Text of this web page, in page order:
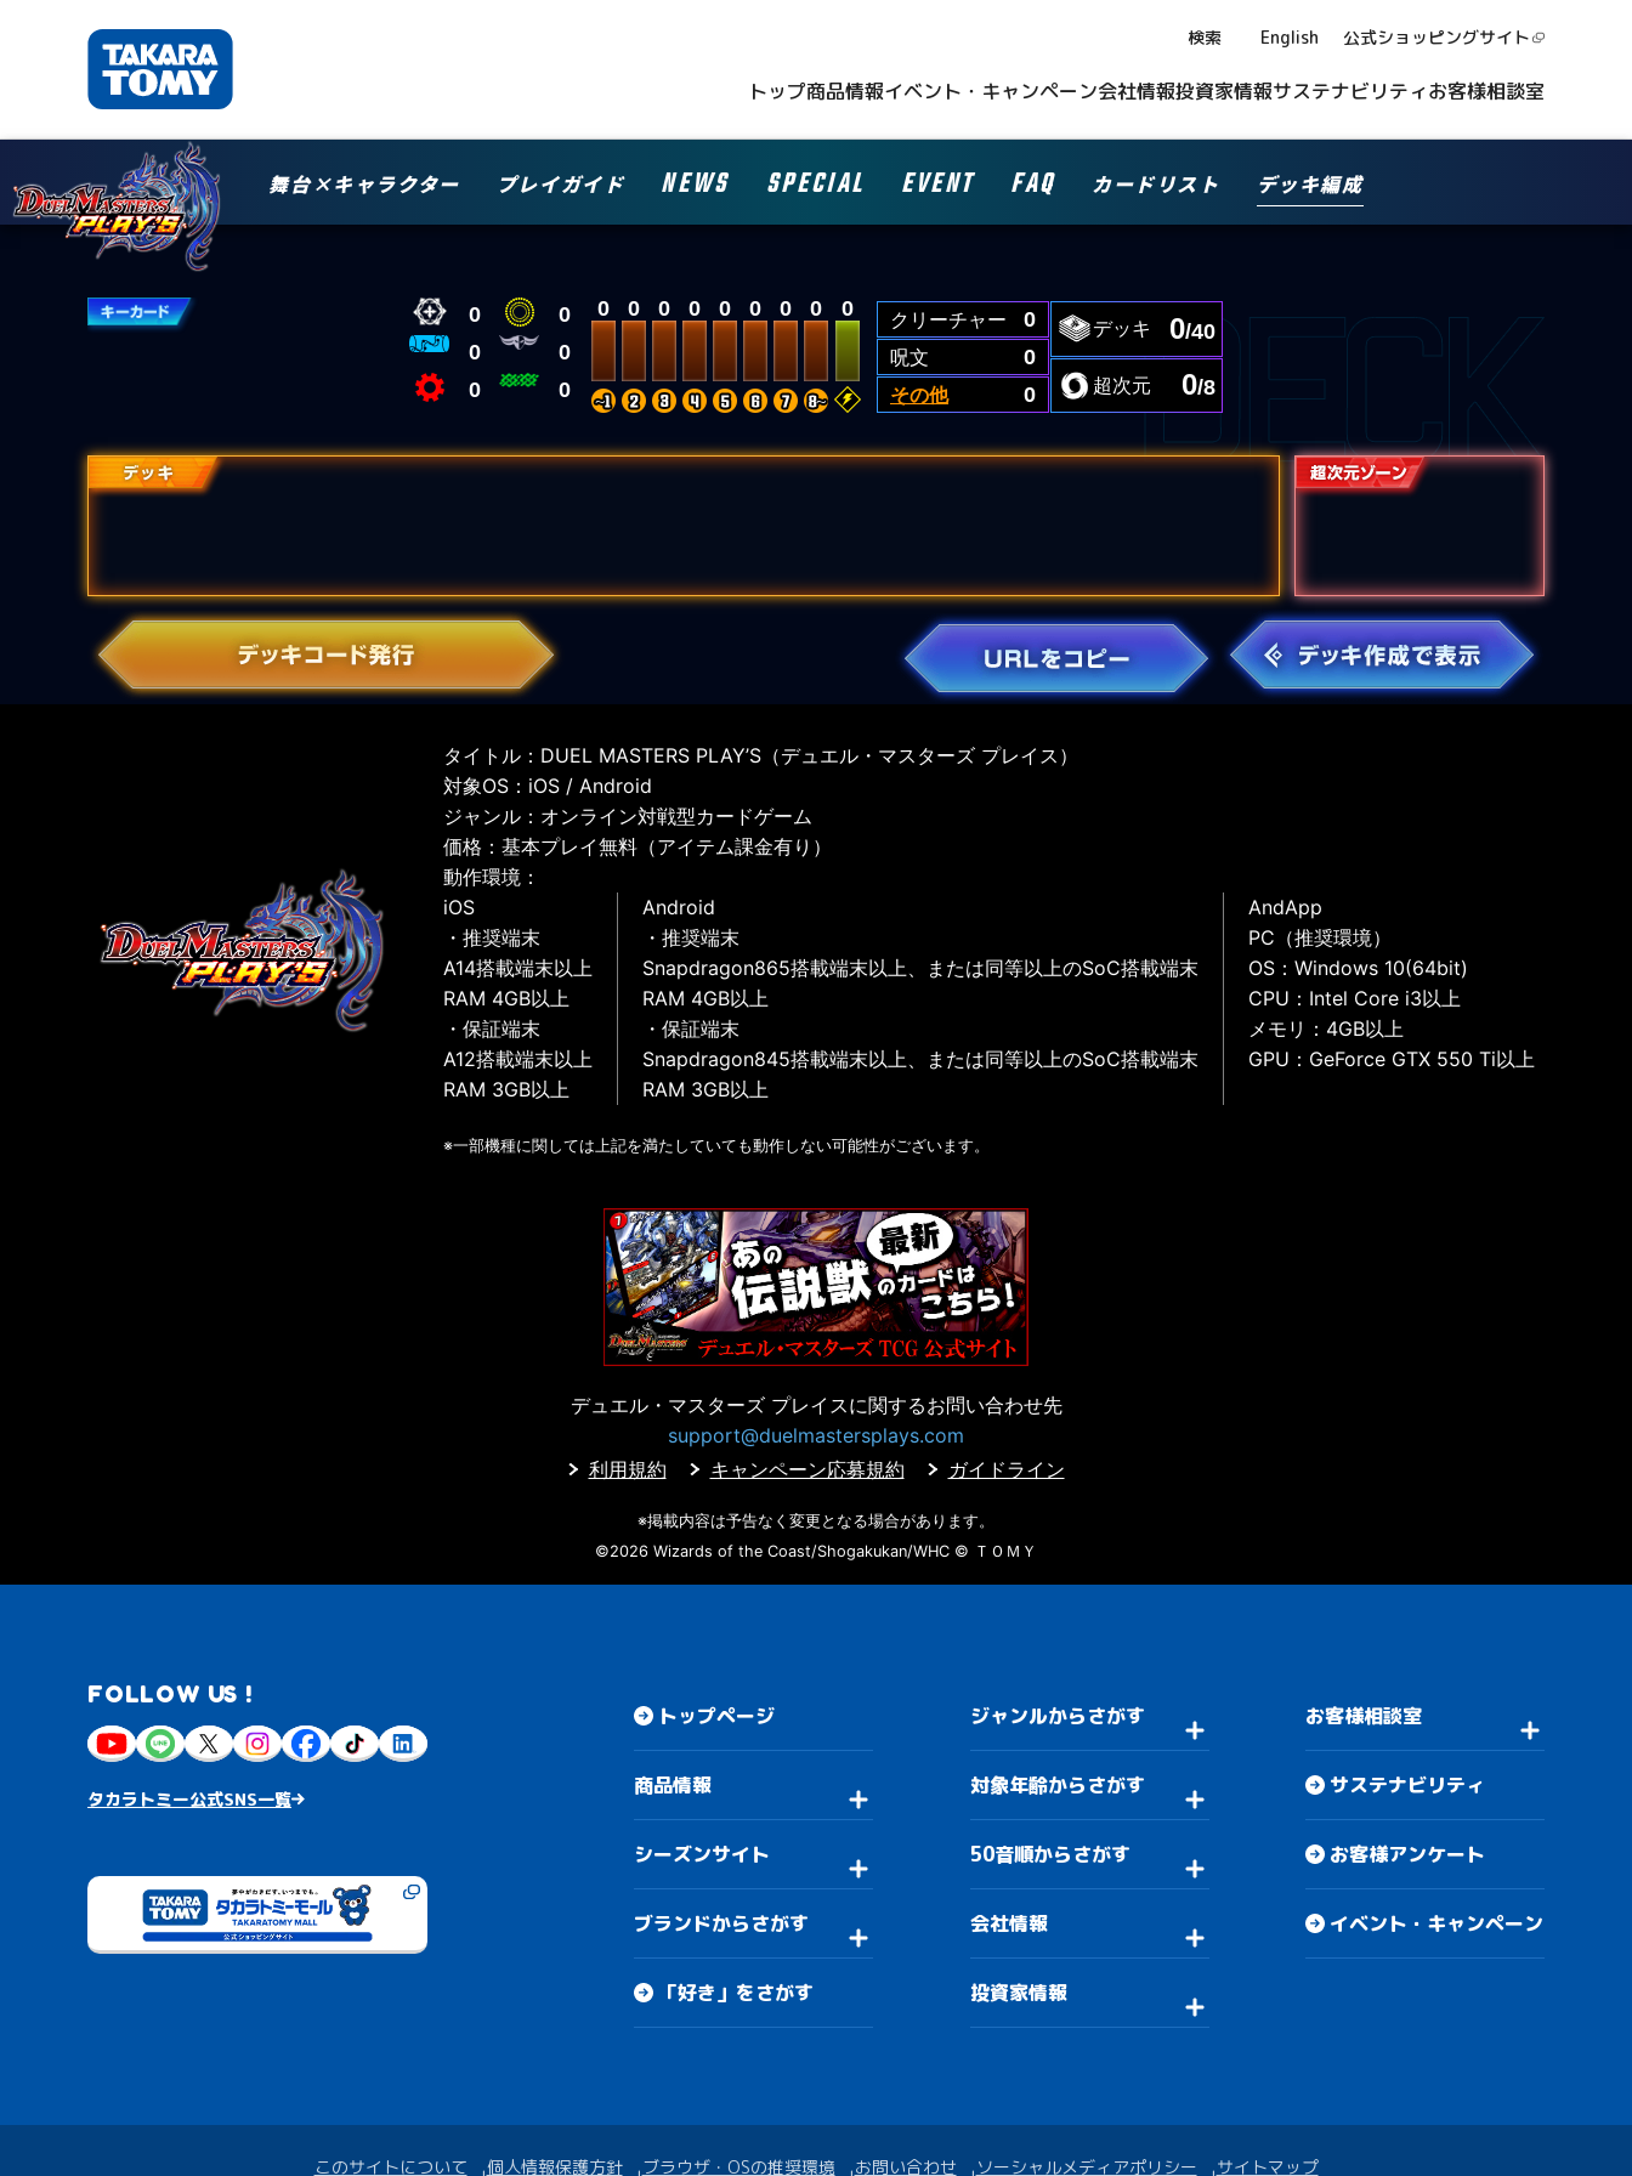
検索 English 公式ショッピングサイト
トップ商品情報イベント・キャンペーン会社情報投資家情報サステナビリティお客様相談室
舞台×キャラクター プレイガイド NEWS SPECIAL EVENT FAQ カードリスト デッキ編成
0
0
0
0
0
0
0 0 0 0 0 0 0 0 0 クリーチャー
0
呪文
0
その他
0
デッキ 0/40
超次元 0/8
タイトル：DUEL MASTERS PLAY’S（デュエル・マスターズ プレイス）
対象OS：iOS / Android
ジャンル：オンライン対戦型カードゲーム
価格：基本プレイ無料（アイテム課金有り）
動作環境：
iOS
・推奨端末
A14搭載端末以上
RAM 4GB以上
・保証端末
A12搭載端末以上
RAM 3GB以上
Android
・推奨端末
Snapdragon865搭載端末以上、または同等以上のSoC搭載端末
RAM 4GB以上
・保証端末
Snapdragon845搭載端末以上、または同等以上のSoC搭載端末
RAM 3GB以上
AndApp
PC（推奨環境）
OS：Windows 10(64bit)
CPU：Intel Core i3以上
メモリ：4GB以上
GPU：GeForce GTX 550 Ti以上
※一部機種に関しては上記を満たしていても動作しない可能性がございます。
デュエル・マスターズ プレイスに関するお問い合わせ先
support@duelmastersplays.com
利用規約
キャンペーン応募規約 ガイドライン
※掲載内容は予告なく変更となる場合があります。
©2026 Wizards of the Coast/Shogakukan/WHC © ＴＯＭＹ
FOLLOW US !
タカラトミー公式SNS一覧
トップページ
商品情報
シーズンサイト
ブランドからさがす
「好き」をさがす
ジャンルからさがす
対象年齢からさがす
50音順からさがす
会社情報
投資家情報
お客様相談室
サステナビリティ
お客様アンケート
イベント・キャンペーン
このサイトについて 個人情報保護方針 ブラウザ・OSの推奨環境 お問い合わせ ソーシャルメディアポリシー サイトマップ